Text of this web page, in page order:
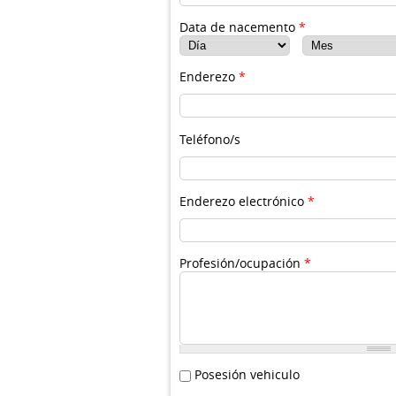
Data de nacemento *
Día
Mes
Enderezo *
Teléfono/s
Enderezo electrónico *
Profesión/ocupación *
Posesión de vehiculo
Posesión vehiculo